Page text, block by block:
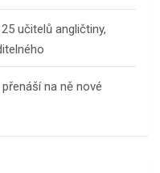
učitelů angličtiny,
na ně nové